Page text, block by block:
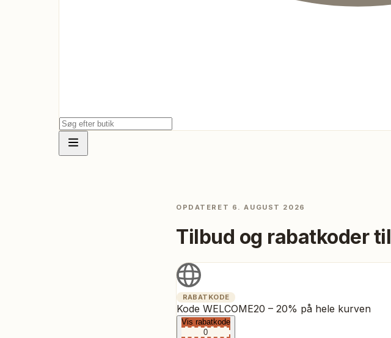
OPDATERET 6. AUGUST 2026
Tilbud og rabatkoder til
RABATKODE
Kode WELCOME20 – 20% på hele kurven
Vis rabatkode
0